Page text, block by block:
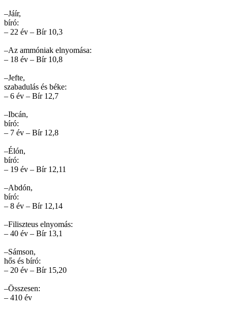
–Jáír,
bíró:
– 22 év – Bír 10,3
–Az ammóniak elnyomása:
– 18 év – Bír 10,8
–Jefte,
szabadulás és béke:
– 6 év – Bír 12,7
–Ibcán,
bíró:
– 7 év – Bír 12,8
–Élón,
bíró:
– 19 év – Bír 12,11
–Abdón,
bíró:
– 8 év – Bír 12,14
–Filiszteus elnyomás:
– 40 év – Bír 13,1
–Sámson,
hős és bíró:
– 20 év – Bír 15,20
–Összesen:
– 410 év